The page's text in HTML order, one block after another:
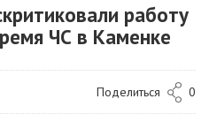
работу
ЧС в Каменке
Поделиться 0